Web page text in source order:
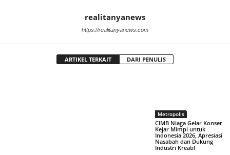
realitanyanews
https://realitanyanews.com
ARTIKEL TERKAIT DARI PENULIS
Metropolis
CIMB Niaga Gelar Konser
Kejar Mimpi untuk
Indonesia 2026, Apresiasi
Nasabah dan Dukung
Industri Kreatif